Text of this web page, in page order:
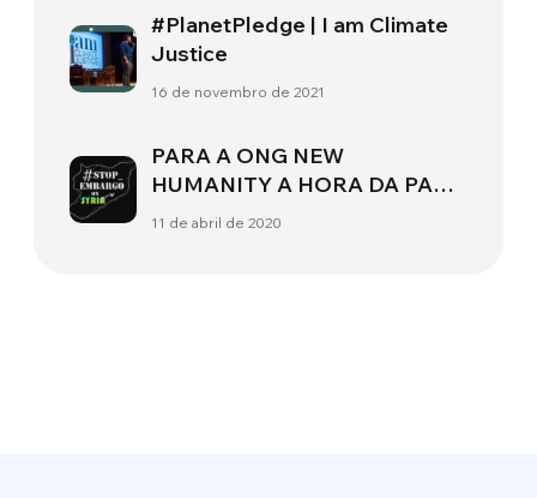
#PlanetPledge | I am Climate
Justice
16 de novembro de 2021
PARA A ONG NEW
HUMANITY A HORA DA PAZ É
AGORA
11 de abril de 2020